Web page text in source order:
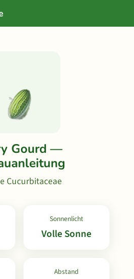
Gourd —
Cucurbitaceae
Sonnenlicht
Volle Sonne
Abstand